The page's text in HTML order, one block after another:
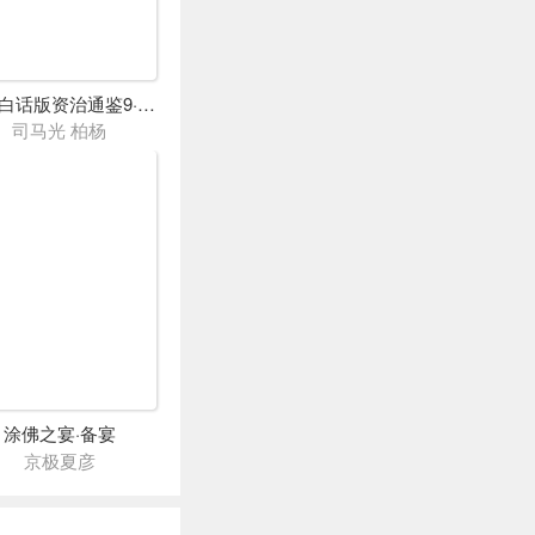
柏杨白话版资治通鉴9·五代十国
司马光 柏杨
涂佛之宴·备宴
京极夏彦